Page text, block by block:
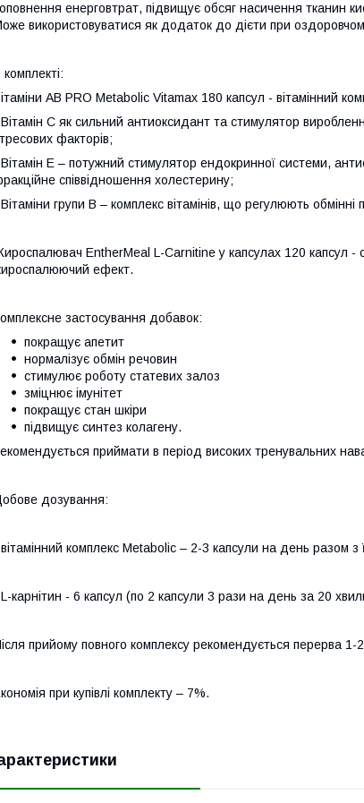
енерговтрат, підвищує обсяг насичення тканин
використовуватися як додаток до дієти при
комплекті:
AB PRO Metabolic Vitamax 180 капсул - вітамінний
С як сильний антиоксидант та стимулятор
факторів;
Е – потужний стимулятор ендокринної системи,
співвідношення холестерину;
групи В – комплекс вітамінів, що регулюють
EntherMeal L-Carnitine у ​​капсулах 120 капсул
ефект.
застосування добавок:
покращує апетит
нормалізує обмін речовин
стимулює роботу статевих залоз
зміцнює імунітет
покращує стан шкіри
підвищує синтез колагену.
приймати в період високих тренувальних
дозування:
комплекс Metabolic – 2-3 капсули на день разом з
карнітин - 6 капсул (по 2 капсули 3 рази на день за 20
прийому повного комплексу рекомендується перерва 1-
при купівлі комплекту – 7%.